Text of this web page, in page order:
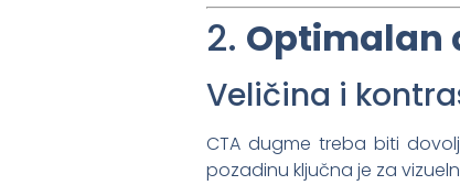
2. Optimalan
Veličina i
CTA dugme treba biti
pozadinu ključna je za